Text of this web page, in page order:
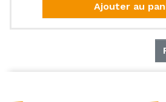
Ajouter au